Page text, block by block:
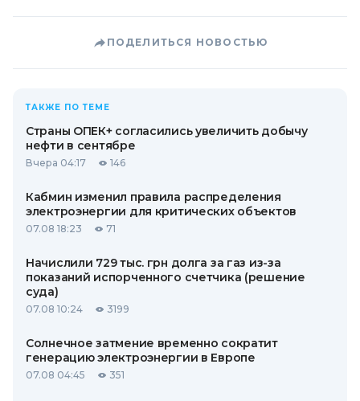
ПОДЕЛИТЬСЯ НОВОСТЬЮ
ТАКЖЕ ПО ТЕМЕ
Страны ОПЕК+ согласились увеличить добычу
нефти в сентябре
Вчера 04:17 146
Кабмин изменил правила распределения
электроэнергии для критических объектов
07.08 18:23 71
Начислили 729 тыс. грн долга за газ из-за
показаний испорченного счетчика (решение
суда)
07.08 10:24 3199
Солнечное затмение временно сократит
генерацию электроэнергии в Европе
07.08 04:45 351